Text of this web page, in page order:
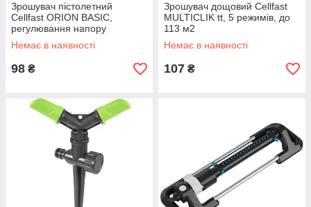
Зрошувач пістолетний
Cellfast ORION BASIC,
регулювання напору
Немає в наявності
98 ₴
Зрошувач дощовий Cellfast
MULTICLIK tt, 5 режимів, до
113 м2
Немає в наявності
107 ₴